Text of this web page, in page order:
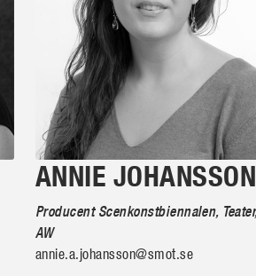
ANNIE JOHANSSON
Producent Scenkonstbiennalen,
AW
annie.a.johansson@smot.se